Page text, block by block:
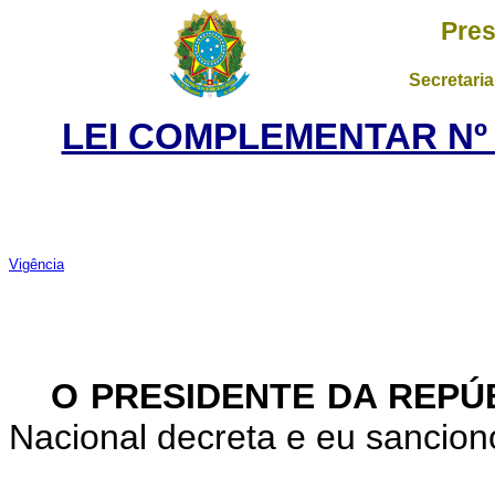
LEI COMPLEMENTAR
Vigência
O PRESIDENTE DA
Nacional decreta e eu